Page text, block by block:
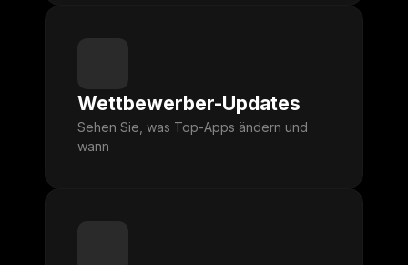
Wettbewerber-Updates
Sehen Sie, was Top-Apps ändern und
wann